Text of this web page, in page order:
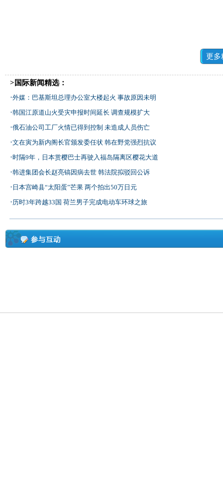
更多
>国际新闻精选：
·外媒：巴基斯坦总理办公室大楼起火 事故原因未明
·韩国江原道山火受灾申报时间延长 调查规模扩大
·俄石油公司工厂火情已得到控制 未造成人员伤亡
·文在寅为新内阁长官颁发委任状 韩在野党强烈抗议
·时隔9年，日本赏樱巴士再驶入福岛隔离区樱花大道
·韩进集团会长赵亮镐因病去世 韩法院拟驳回公诉
· 日本宫崎县“太阳蛋”芒果 两个拍出50万日元
·历时3年跨越33国 荷兰男子完成电动车环球之旅